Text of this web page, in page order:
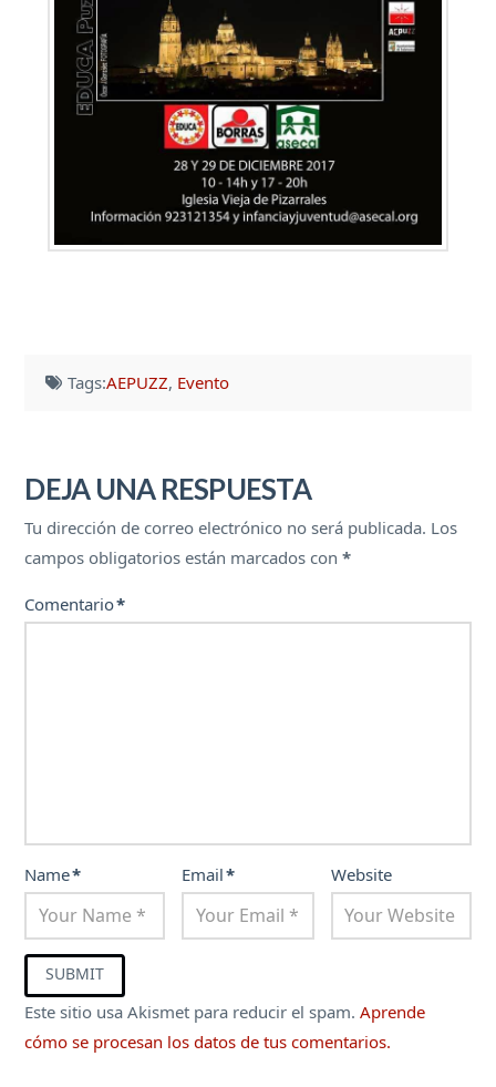
Tags:AEPUZZ, Evento
DEJA UNA RESPUESTA
Tu dirección de correo electrónico no será publicada. Los
campos obligatorios están marcados con*
Comentario*
Name* Email* Website
Este sitio usa Akismet para reducir el spam.Aprende
cómo se procesan los datos de tus comentarios.